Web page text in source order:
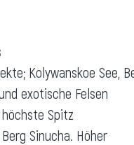
Kolywanskoe See,
exotische Felsen
Spitz
Sinucha. Höher